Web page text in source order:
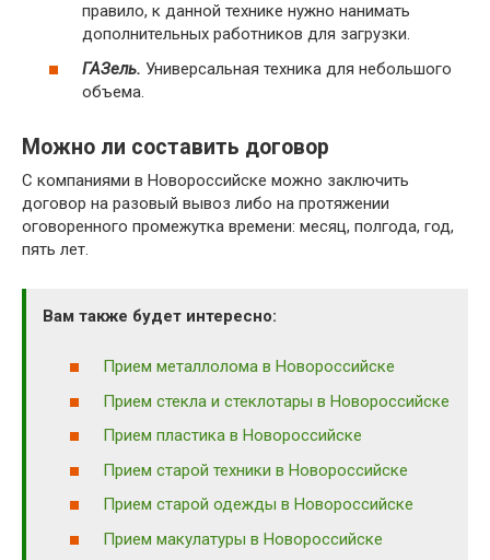
правило, к данной технике нужно нанимать
дополнительных работников для загрузки.
ГАЗель. Универсальная техника для небольшого
объема.
Можно ли составить договор
С компаниями в Новороссийске можно заключить
договор на разовый вывоз либо на протяжении
оговоренного промежутка времени: месяц, полгода, год,
пять лет.
Вам также будет интересно:
Прием металлолома в Новороссийске
Прием стекла и стеклотары в Новороссийске
Прием пластика в Новороссийске
Прием старой техники в Новороссийске
Прием старой одежды в Новороссийске
Прием макулатуры в Новороссийске